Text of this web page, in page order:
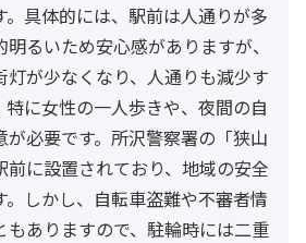
。具体的には、駅前は人通りが多
るいため安心感がありますが、
灯が少なくなり、人通りも減少す
特に女性の一人歩きや、夜間の自
必要です。所沢警察署の「狭山
前に設置されており、地域の安全
しかし、自転車盗難や不審者情
もありますので、駐輪時には二重